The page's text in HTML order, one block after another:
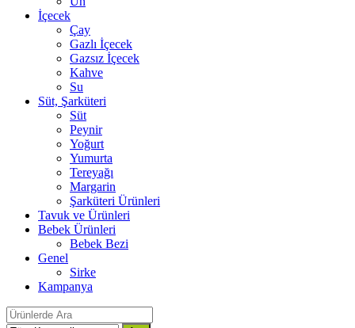
İçecek
Çay
Gazlı İçecek
Gazsız İçecek
Kahve
Su
Süt, Şarküteri
Süt
Peynir
Yoğurt
Yumurta
Tereyağı
Margarin
Şarküteri Ürünleri
Tavuk ve Ürünleri
Bebek Ürünleri
Bebek Bezi
Genel
Sirke
Kampanya